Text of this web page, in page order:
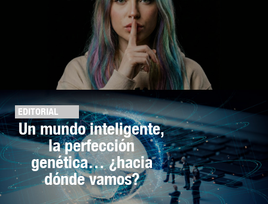
EDITORIAL
Un mundo inteligente,
la perfección
genética… ¿hacia
dónde vamos?